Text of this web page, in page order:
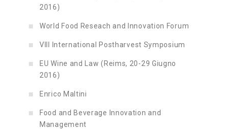
2016)
World Food Reseach and Innovation Forum
VIII International Postharvest Symposium
EU Wine and Law (Reims, 20-29 Giugno
2016)
Enrico Maltini
Food and Beverage Innovation and
Management